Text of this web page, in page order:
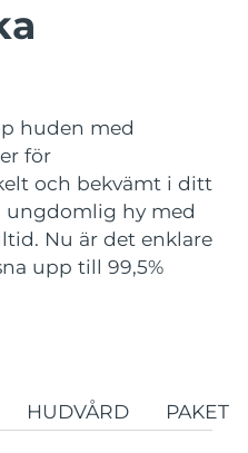
huden med
för
och bekvämt i ditt
ungdomlig hy med
Nu är det enklare
upp till 99,5%
HUDVÅRD PAKET
Bästsäljare
Förväntad leverans
Förväntad leverans
Förväntad leverans8/14/26
Förväntad leverans8/11/26
Förväntad leverans8/14/26